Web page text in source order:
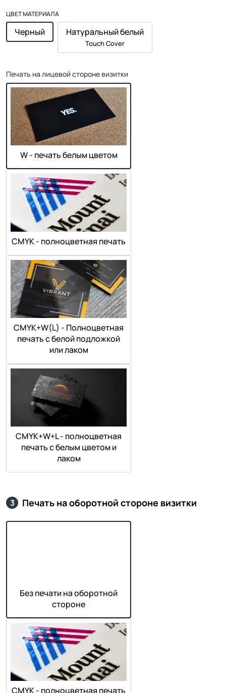
ЦВЕТ МАТЕРИАЛА
Черный Натуральный белый
Touch Cover
Печать на лицевой стороне визитки
W - печать белым цветом
СMYK - полноцветная печать
СMYK+W(L) - Полноцветная
печать с белой подложкой
или лаком
СMYK+W+L - полноцветная
печать с белым цветом и
лаком
3 Печать на оборотной стороне визитки
Без печати на оборотной
стороне
СMYK - полноцветная печать